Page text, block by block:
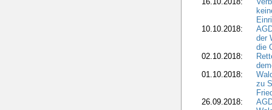
10.10.2018:
der
die
02.10.2018:
01.10.2018:
zu
26.09.2018: